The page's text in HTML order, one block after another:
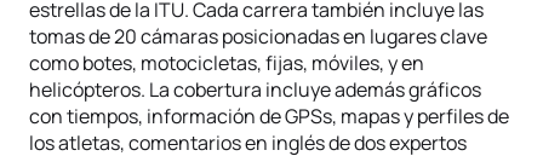
estrellas de la ITU. Cada carrera también incluye las
tomas de 20 cámaras posicionadas en lugares clave
como botes, motocicletas, fijas, móviles, y en
helicópteros. La cobertura incluye además gráficos
con tiempos, información de GPSs, mapas y perfiles de
los atletas, comentarios en inglés de dos expertos